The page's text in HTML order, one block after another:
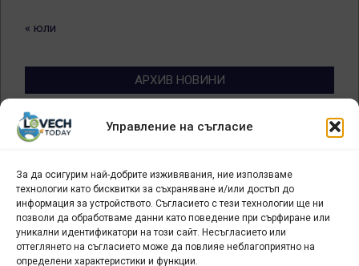
Управление на съгласие
За да осигурим най-добрите изживявания, ние използваме
технологии като бисквитки за съхраняване и/или достъп до
информация за устройството. Съгласието с тези технологии ще ни
позволи да обработваме данни като поведение при сърфиране или
уникални идентификатори на този сайт. Несъгласието или
оттеглянето на съгласието може да повлияе неблагоприятно на
определени характеристики и функции.
« юли
АРХИВ НОВИНИ
Архив
новини
БИЗНЕС
Арт галерия "Мостове" – магазин за изкуство
СЕВЕРОЗАПАДА ИНФОРМАЦИОНЕН БИЗНЕС
ТУРИСТИЧЕСКИ КЛЪСТЕР